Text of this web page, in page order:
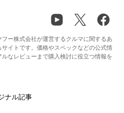
ー株式会社が運営するクルマに関するあ
イトです。価格やスペックなどの公式情
なレビューまで購入検討に役立つ情報を
ナル記事